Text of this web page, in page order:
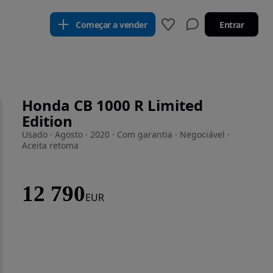
Começar a vender Entrar
Honda CB 1000 R Limited
Edition
Usado · Agosto · 2020 · Com garantia · Negociável ·
Aceita retoma
12 790EUR